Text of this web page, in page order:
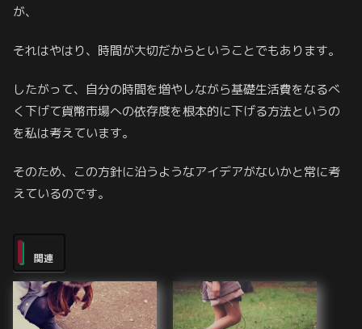
が、
それはやはり、時間が大切だからということでもあります。
したがって、自分の時間を増やしながら基礎生活費をなるべ
く下げて貨幣市場への依存度を根本的に下げる方法というの
を私は考えています。
そのため、この方針に沿うようなアイデアがないかと常に考
えているのです。
関連